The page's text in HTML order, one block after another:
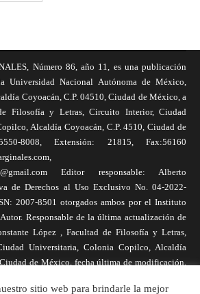
Número 86, año 11, es una publicación
Universidad Nacional Autónoma de México,
Coyoacán, C.P. 04510, Ciudad de México, a
Filosofía y Letras, Circuito Interior, Ciudad
Alcaldía Coyoacán, C.P. 4510, Ciudad de
8008, Extensión: 21815, Fax:56160
Editor responsable: Alberto
de Derechos al Uso Exclusivo No. 04-2022-
2007-8501 otorgados ambos por el Instituto
Responsable de la última actualización de
López , Facultad de Filosofía y Letras,
Universitaria, Colonia Copilco, Alcaldía
de México, fecha última de modificación,
sitio web para brindarle la mejor